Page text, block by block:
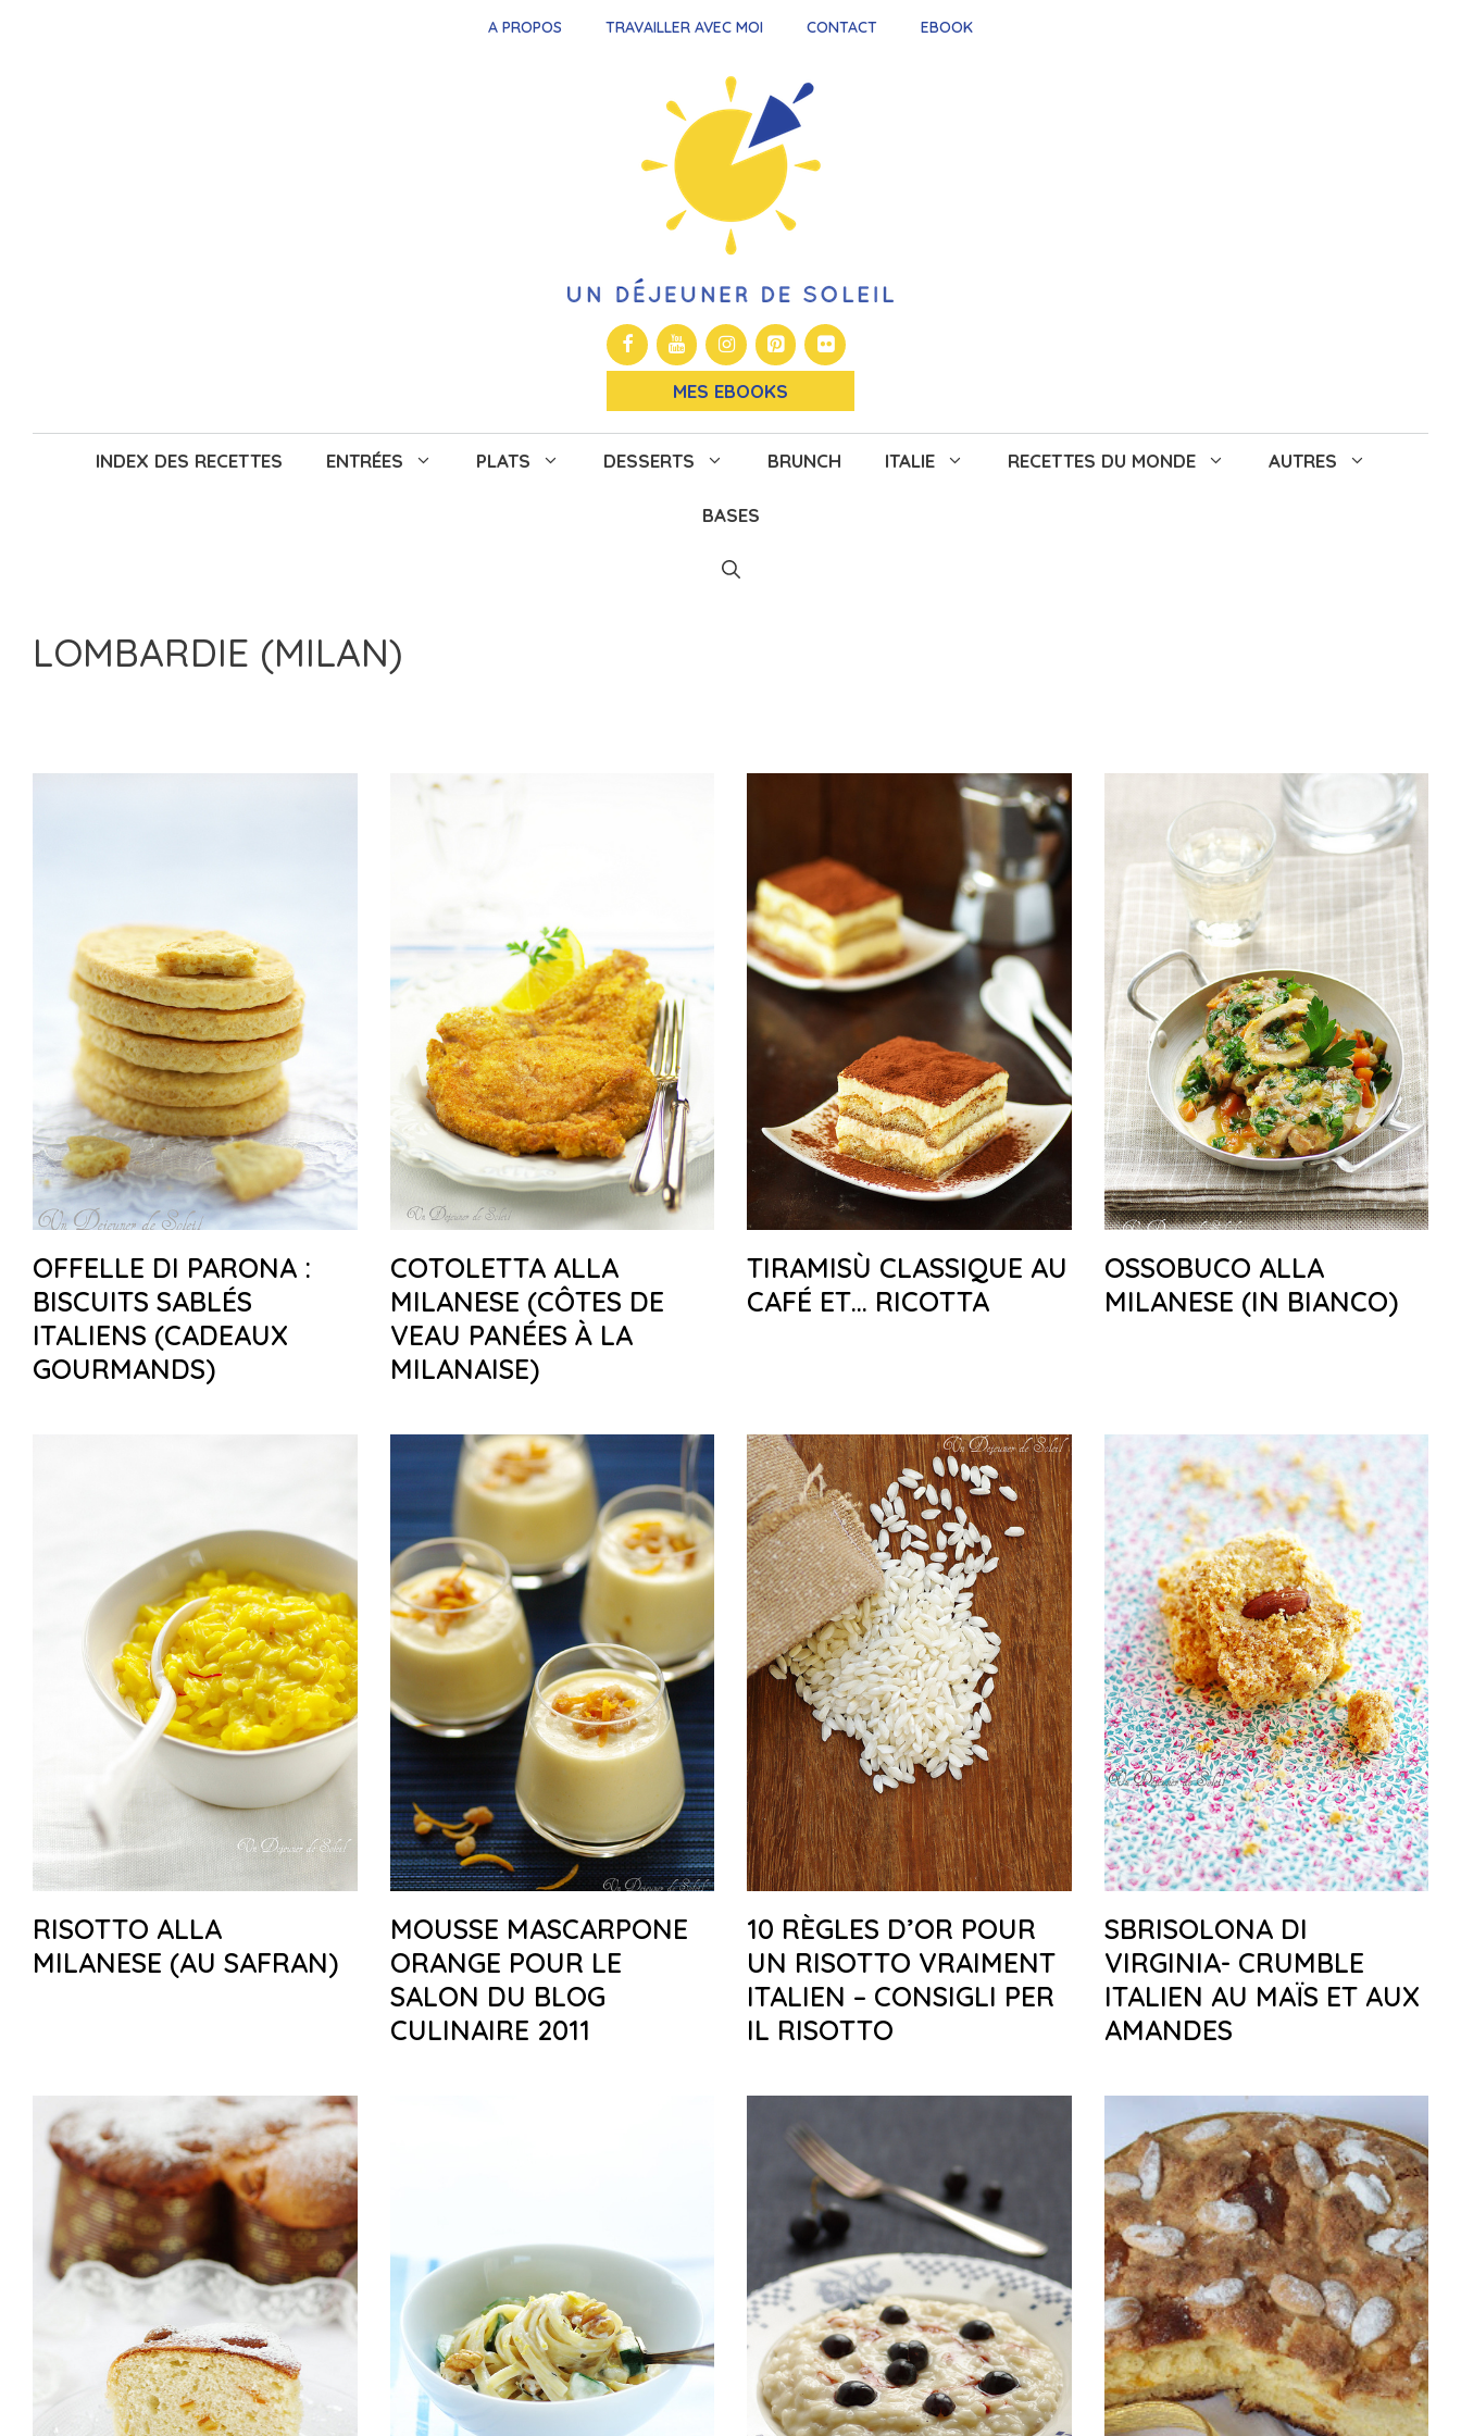
A PROPOS TRAVAILLER AVEC MOI CONTACT EBOOK
MES EBOOKS
INDEX DES RECETTES ENTRÉES PLATS DESSERTS BRUNCH ITALIE RECETTES DU MONDE AUTRES
BASES
LOMBARDIE (MILAN)
OFFELLE DI PARONA :
BISCUITS SABLÉS
ITALIENS (CADEAUX
GOURMANDS)
COTOLETTA ALLA
MILANESE (CÔTES DE
VEAU PANÉES À LA
MILANAISE)
TIRAMISÙ CLASSIQUE AU
CAFÉ ET… RICOTTA
OSSOBUCO ALLA
MILANESE (IN BIANCO)
RISOTTO ALLA
MILANESE (AU SAFRAN)
MOUSSE MASCARPONE
ORANGE POUR LE
SALON DU BLOG
CULINAIRE 2011
10 RÈGLES D’OR POUR
UN RISOTTO VRAIMENT
ITALIEN – CONSIGLI PER
IL RISOTTO
SBRISOLONA DI
VIRGINIA- CRUMBLE
ITALIEN AU MAÏS ET AUX
AMANDES